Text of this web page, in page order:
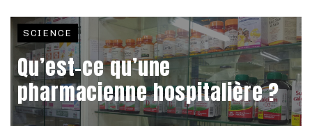
SCIENCE
Qu’est-ce qu’une
pharmacienne hospitalière ?